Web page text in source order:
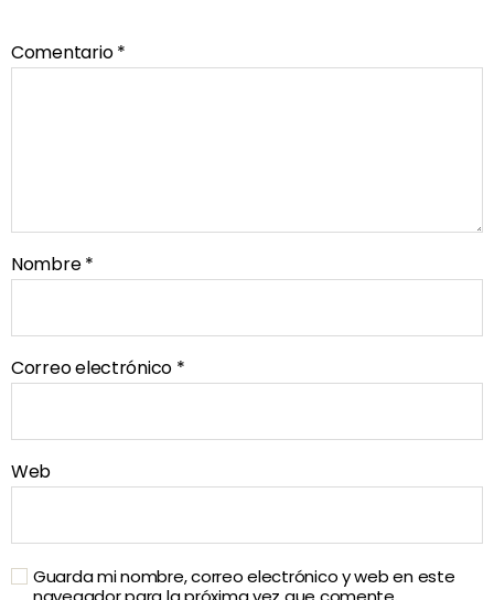
Comentario*
Nombre*
Correo electrónico *
Web
Guarda mi nombre, correo electrónico y web en este